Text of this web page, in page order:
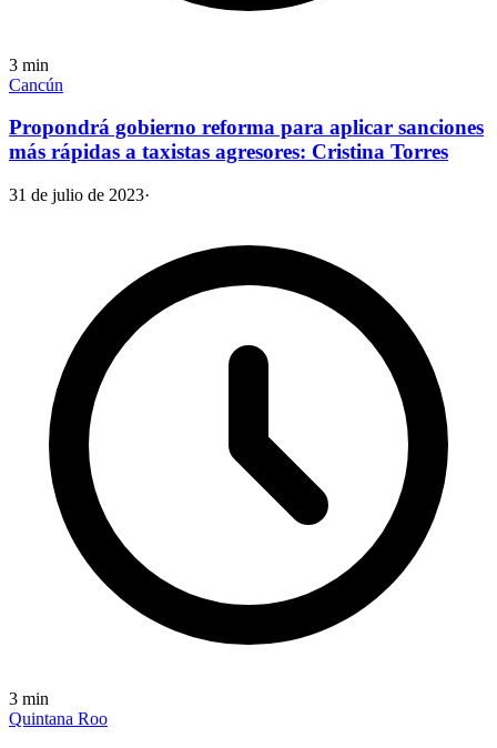
3 min
Cancún
Propondrá gobierno reforma para aplicar sanciones
más rápidas a taxistas agresores: Cristina Torres
31 de julio de 2023·
3 min
Quintana Roo